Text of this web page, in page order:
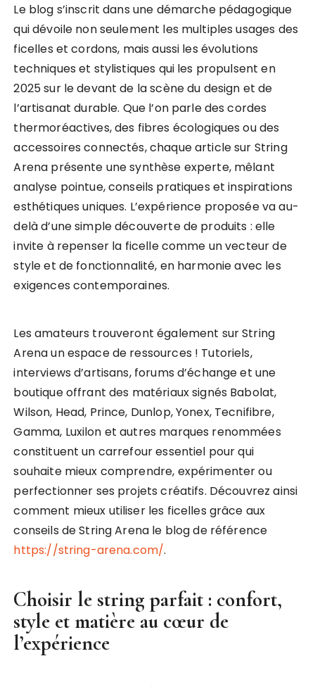
Le blog s’inscrit dans une démarche pédagogique
qui dévoile non seulement les multiples usages des
ficelles et cordons, mais aussi les évolutions
techniques et stylistiques qui les propulsent en
2025 sur le devant de la scène du design et de
l’artisanat durable. Que l’on parle des cordes
thermoréactives, des fibres écologiques ou des
accessoires connectés, chaque article sur String
Arena présente une synthèse experte, mêlant
analyse pointue, conseils pratiques et inspirations
esthétiques uniques. L’expérience proposée va au-
delà d’une simple découverte de produits : elle
invite à repenser la ficelle comme un vecteur de
style et de fonctionnalité, en harmonie avec les
exigences contemporaines.
Les amateurs trouveront également sur String
Arena un espace de ressources ! Tutoriels,
interviews d’artisans, forums d’échange et une
boutique offrant des matériaux signés Babolat,
Wilson, Head, Prince, Dunlop, Yonex, Tecnifibre,
Gamma, Luxilon et autres marques renommées
constituent un carrefour essentiel pour qui
souhaite mieux comprendre, expérimenter ou
perfectionner ses projets créatifs. Découvrez ainsi
comment mieux utiliser les ficelles grâce aux
conseils de String Arena le blog de référence
https://string-arena.com/.
Choisir le string parfait : confort,
style et matière au cœur de
l’expérience